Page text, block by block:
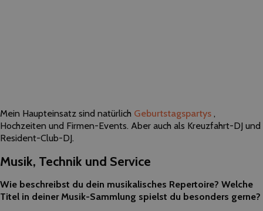
Mein Haupteinsatz sind natürlich Geburtstagspartys ,
Hochzeiten und Firmen-Events. Aber auch als Kreuzfahrt-DJ und
Resident-Club-DJ.
Musik, Technik und Service
Wie beschreibst du dein musikalisches Repertoire? Welche
Titel in deiner Musik-Sammlung spielst du besonders gerne?